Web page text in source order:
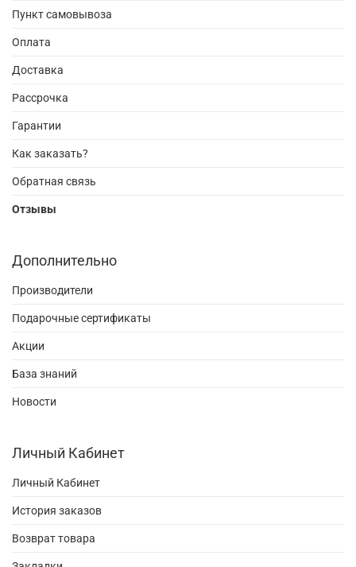
Пункт самовывоза
Оплата
Доставка
Рассрочка
Гарантии
Как заказать?
Обратная связь
Отзывы
Дополнительно
Производители
Подарочные сертификаты
Акции
База знаний
Новости
Личный Кабинет
Личный Кабинет
История заказов
Возврат товара